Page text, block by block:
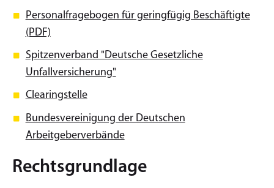
Personalfragebogen für geringfügig Beschäftigte
(PDF)
Spitzenverband "Deutsche Gesetzliche
Unfallversicherung"
Clearingstelle
Bundesvereinigung der Deutschen
Arbeitgeberverbände
Rechtsgrundlage